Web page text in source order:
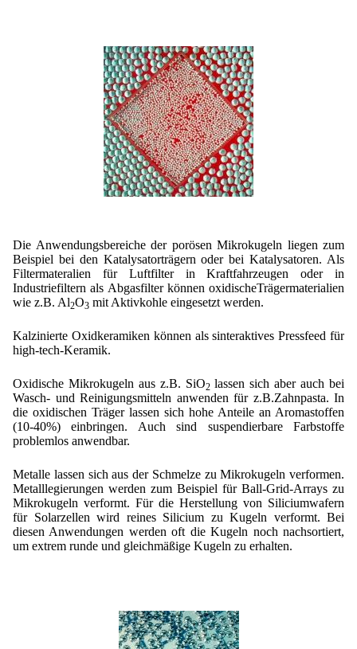
Die Anwendungsbereiche der porösen Mikrokugeln liegen zum
Beispiel bei den Katalysatorträgern oder bei Katalysatoren. Als
Filtermateralien für Luftfilter in Kraftfahrzeugen oder in
Industriefiltern als Abgasfilter können oxidischeTrägermaterialien
wie z.B. Al2O3 mit Aktivkohle eingesetzt werden.
Kalzinierte Oxidkeramiken können als sinteraktives Pressfeed für
high-tech-Keramik.
Oxidische Mikrokugeln aus z.B. SiO2lassen sich aber auch bei
Wasch- und Reinigungsmitteln anwenden für z.B.Zahnpasta. In
die oxidischen Träger lassen sich hohe Anteile an Aromastoffen
(10-40%) einbringen. Auch sind suspendierbare Farbstoffe
problemlos anwendbar.
Metalle lassen sich aus der Schmelze zu Mikrokugeln verformen.
Metalllegierungen werden zum Beispiel für Ball-Grid-Arrays zu
Mikrokugeln verformt. Für die Herstellung von Siliciumwafern
für Solarzellen wird reines Silicium zu Kugeln verformt. Bei
diesen Anwendungen werden oft die Kugeln noch nachsortiert,
um extrem runde und gleichmäßige Kugeln zu erhalten.